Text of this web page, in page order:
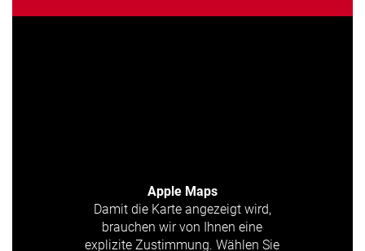
Apple Maps
Damit die Karte angezeigt wird,
brauchen wir von Ihnen eine
explizite Zustimmung. Wählen Sie